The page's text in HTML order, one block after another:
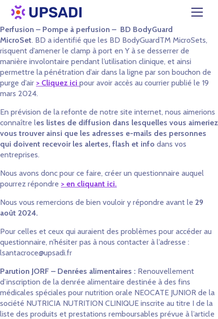
Perfusion – Pompe à perfusion – BD BodyGuard
MicroSet. BD a identifié que les BD BodyGuardTM MicroSets,
risquent d’amener le clamp à port en Y à se desserrer de
manière involontaire pendant l’utilisation clinique, et ainsi
permettre la pénétration d’air dans la ligne par son bouchon de
purge d’air > Cliquez ici pour avoir accès au courrier publié le 19
mars 2024.
En prévision de la refonte de notre site internet, nous aimerions
connaître les listes de diffusion dans lesquelles vous aimeriez
vous trouver ainsi que les adresses e-mails des personnes
qui doivent recevoir les alertes, flash et info dans vos
entreprises.
Nous avons donc pour ce faire, créer un questionnaire auquel
pourrez répondre > en cliquant ici.
Nous vous remercions de bien vouloir y répondre avant le 29
août 2024.
Pour celles et ceux qui auraient des problèmes pour accéder au
questionnaire, n’hésiter pas à nous contacter à l’adresse :
lsantacroce@upsadi.fr
Parution JORF – Denrées alimentaires : Renouvellement
d’inscription de la denrée alimentaire destinée à des fins
médicales spéciales pour nutrition orale NEOCATE JUNIOR de la
société NUTRICIA NUTRITION CLINIQUE inscrite au titre I de la
liste des produits et prestations remboursables prévue à l’article